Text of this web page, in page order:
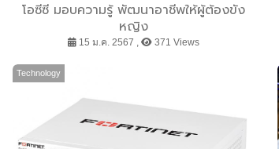
โอซีซี มอบความรู้ พัฒนาอาชีพให้ผู้ต้องขัง
หญิง
15 ม.ค. 2567 , 371 Views
Technology